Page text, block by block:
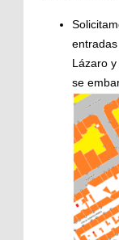
Lázaro
se